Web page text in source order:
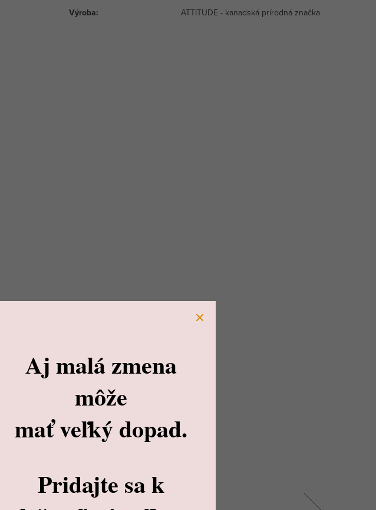
Výroba: ATTITUDE - kanadská prírodná značka
Aj malá zmena
môže
mať veľký dopad.
Pridajte sa k